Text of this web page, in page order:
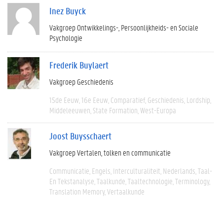
Inez Buyck
Vakgroep Ontwikkelings-, Persoonlijkheids- en Sociale
Psychologie
Frederik Buylaert
Vakgroep Geschiedenis
15de Eeuw 16e Eeuw Comparatief Geschiedenis Lordship
Middeleeuwen State Formation West-Europa
Joost Buysschaert
Vakgroep Vertalen, tolken en communicatie
Communicatie Engels Interculturaliteit Nederlands Taal-
En Tekstanalyse Taalkunde Taaltechnologie Terminology
Translation Memory Vertaalkunde